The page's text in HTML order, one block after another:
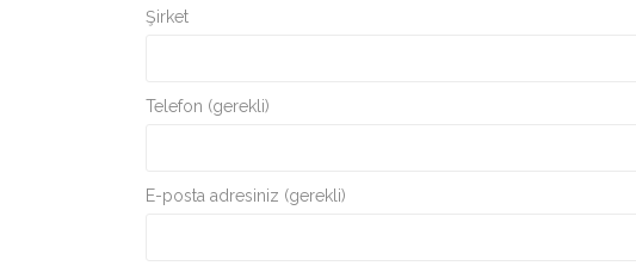
Şirket
Telefon (gerekli)
E-posta adresiniz (gerekli)